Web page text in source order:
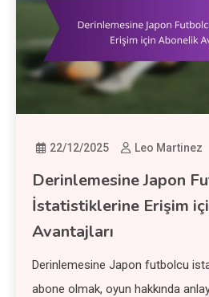
22/12/2025 Leo Martinez
Derinlemesine Japon
İstatistiklerine Erişim
Avantajları
Derinlemesine Japon futbolcu
abone olmak, oyun hakkında